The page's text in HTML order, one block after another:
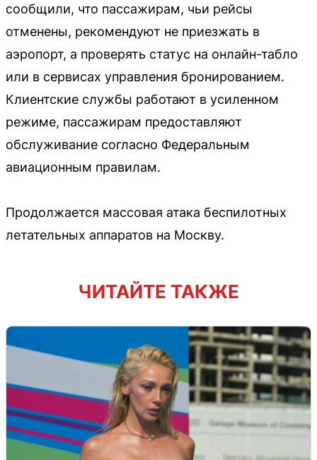
сообщили, что пассажирам, чьи рейсы
отменены, рекомендуют не приезжать в
аэропорт, а проверять статус на онлайн-табло
или в сервисах управления бронированием.
Клиентские службы работают в усиленном
режиме, пассажирам предоставляют
обслуживание согласно Федеральным
авиационным правилам.
Продолжается массовая атака беспилотных
летательных аппаратов на Москву.
ЧИТАЙТЕ ТАКЖЕ